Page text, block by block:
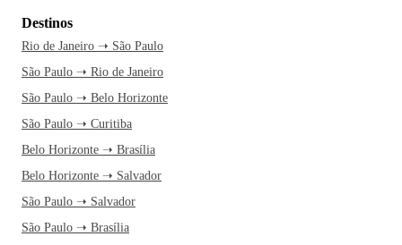
Destinos
Rio de Janeiro ➝ São Paulo
São Paulo ➝ Rio de Janeiro
São Paulo ➝ Belo Horizonte
São Paulo ➝ Curitiba
Belo Horizonte ➝ Brasília
Belo Horizonte ➝ Salvador
São Paulo ➝ Salvador
São Paulo ➝ Brasília